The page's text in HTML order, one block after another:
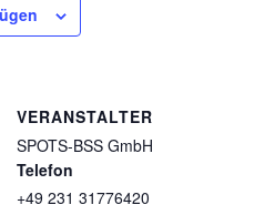
VERANSTALTER
SPOTS-BSS GmbH
Telefon
+49 231 31776420